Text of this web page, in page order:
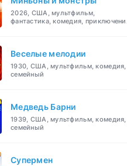
2026, США, мультфильм,
фантастика, комедия,
Веселые мелодии
1930, США, мультфильм, комедия,
семейный
Медведь Барни
1939, США, мультфильм, комедия,
семейный
Супермен